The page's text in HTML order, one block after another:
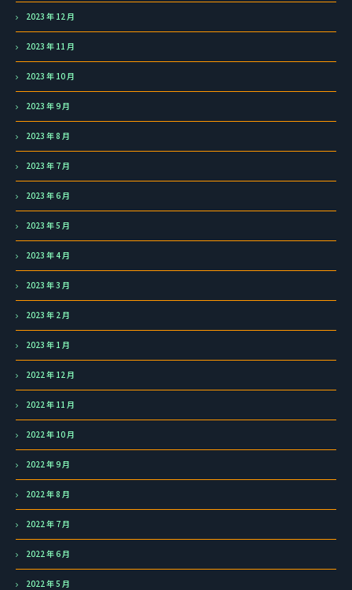
2023 年 12 月
2023 年 11 月
2023 年 10 月
2023 年 9 月
2023 年 8 月
2023 年 7 月
2023 年 6 月
2023 年 5 月
2023 年 4 月
2023 年 3 月
2023 年 2 月
2023 年 1 月
2022 年 12 月
2022 年 11 月
2022 年 10 月
2022 年 9 月
2022 年 8 月
2022 年 7 月
2022 年 6 月
2022 年 5 月